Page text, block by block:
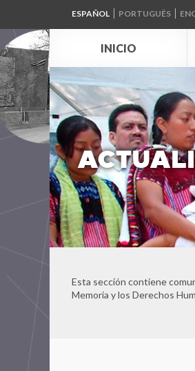
ESPAÑOL PORTUGUÊS
INICIO
Esta sección contiene
Memoria y los Derechos